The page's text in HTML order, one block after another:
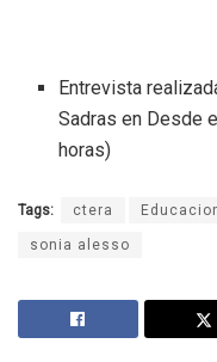
Entrevista
Sadras en Desde
horas)
Tags: ctera
sonia alesso